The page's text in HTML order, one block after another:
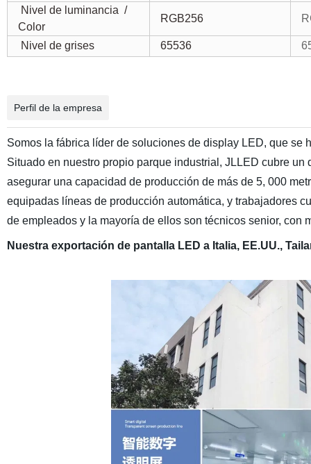
Nivel de luminancia /
Color
RGB256
Nivel de grises 65536
Perfil de la empresa
Somos la fábrica líder de soluciones de display LED, que
Situado en nuestro propio parque industrial, JLLED cubre
asegurar una capacidad de producción de más de 5, 000
equipadas líneas de producción automática, y trabajadores
de empleados y la mayoría de ellos son técnicos senior, con
Nuestra exportación de pantalla LED a Italia, EE.UU.,